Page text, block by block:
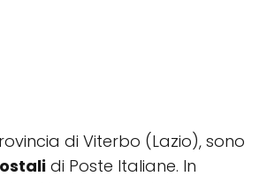
di Viterbo (Lazio), sono
di Poste Italiane. In